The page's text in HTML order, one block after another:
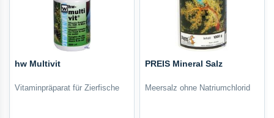
hw Multivit
Vitaminpräparat für Zierfische
PREIS Mineral Salz
Meersalz ohne Natriumchlorid